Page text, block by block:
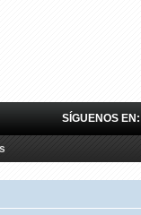
SÍGUENOS EN: